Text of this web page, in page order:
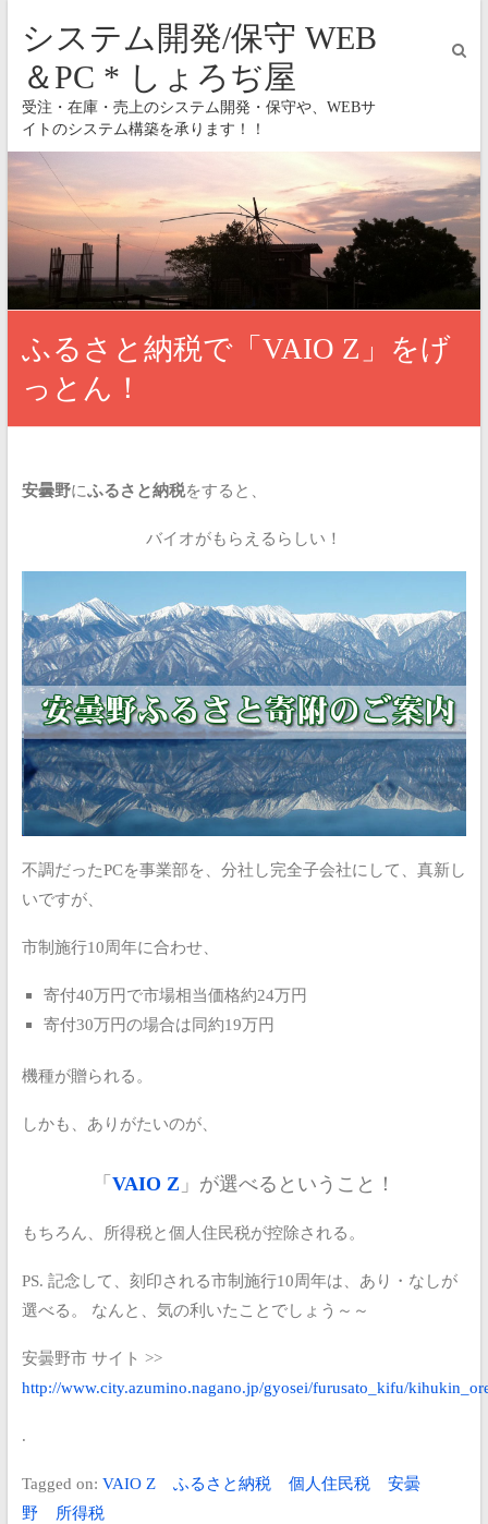
システム開発/保守 WEB
＆PC * しょろぢ屋
受注・在庫・売上のシステム開発・保守や、WEBサ
イトのシステム構築を承ります！！
ふるさと納税で「VAIO Z」をげ
っとん！
安曇野にふるさと納税をすると、
バイオがもらえるらしい！
不調だったPCを事業部を、分社し完全子会社にして、真新し
いですが、
市制施行10周年に合わせ、
寄付40万円で市場相当価格約24万円
寄付30万円の場合は同約19万円
機種が贈られる。
しかも、ありがたいのが、
「 VAIO Z 」が選べるということ！
もちろん、所得税と個人住民税が控除される。
PS. 記念して、刻印される市制施行10周年は、あり・なしが
選べる。
なんと、気の利いたことでしょう～～
安曇野市 サイト >>
http://www.city.azumino.nagano.jp/gyosei/furusato_kifu/
.
Tagged on: VAIO Z ふるさと納税 個人住民税
安曇
野
所得税